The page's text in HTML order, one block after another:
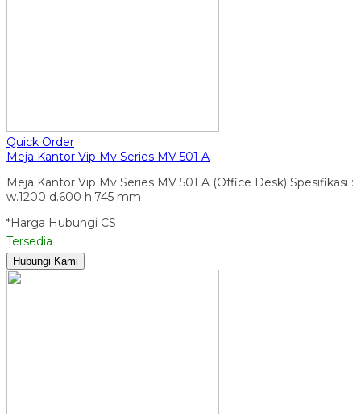
Quick Order
Meja Kantor Vip Mv Series MV 501 A
Meja Kantor Vip Mv Series MV 501 A (Office Desk) Spesifikasi :
w.1200 d.600 h.745 mm
*Harga Hubungi CS
Tersedia
Hubungi Kami